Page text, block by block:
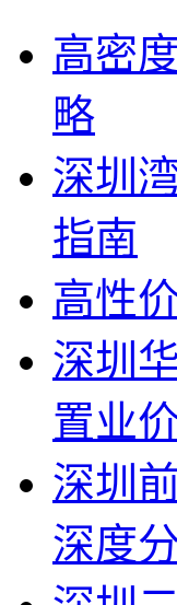
高密
略
深圳
指南
高性
深圳
置业
深圳
深度